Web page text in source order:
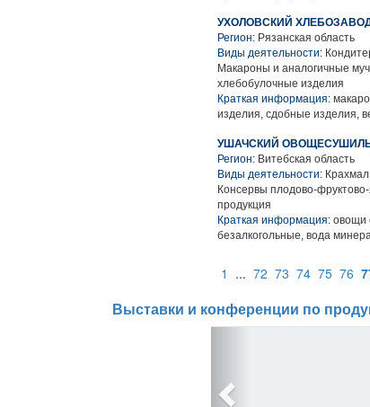
УХОЛОВСКИЙ
Регион: Рязанская область
Виды деятельности:
Макароны и аналогичные
хлебобулочные изделия
Краткая информация:
изделия, сдобные изделия,
УШАЧСКИЙ
Регион: Витебская область
Виды деятельности:
Консервы плодово-
продукция
Краткая информация: овощи
безалкогольные, вода
1 ... 72 73 74 75 76
Выставки и конференции по